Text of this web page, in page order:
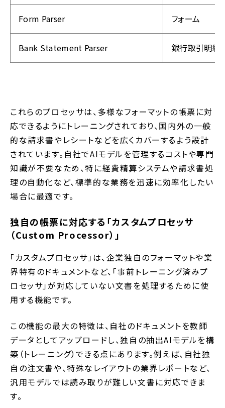
Form Parser フォーム
Bank Statement Parser 銀行取引明細
これらのプロセッサは、多様なフォーマットの帳票に対
応できるようにトレーニングされており、国内外の一般
的な請求書やレシートなどを広くカバーするよう設計
されています。自社でAIモデルを管理するコストや専門
知識が不要なため、特に経費精算システムや請求書処
理の自動化など、標準的な業務を迅速に効率化したい
場合に最適です。
独自の帳票に対応する「カスタムプロセッサ
（Custom Processor）」
「カスタムプロセッサ」は、企業独自のフォーマットや業
界特有のドキュメントなど、「事前トレーニング済みプ
ロセッサ」が対応していない文書を処理するために使
用する機能です。
この機能の最大の特徴は、自社のドキュメントを教師
データとしてアップロードし、独自の抽出AIモデルを構
築（トレーニング）できる点にあります。例えば、自社独
自の注文書や、特殊なレイアウトの業界レポートなど、
汎用モデルでは読み取りが難しい文書に対応できま
す。